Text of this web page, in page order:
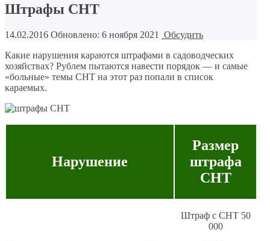
Штрафы СНТ
14.02.2016 Обновлено: 6 ноября 2021
Обсудить
Какие нарушения караются штрафами в садоводческих
хозяйствах? Рублем пытаются навести порядок — и самые
«больные» темы СНТ на этот раз попали в список
караемых.
Нарушение
Размер
штрафа
СНТ
Штраф с СНТ 50
000